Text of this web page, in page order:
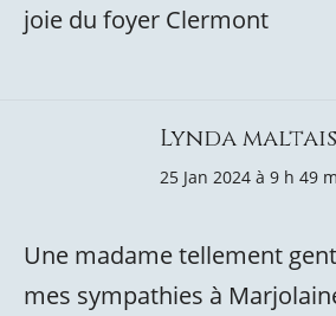
joie du foyer Clermont
Lynda maltais
25 Jan 2024 à 9 h 49
Une madame tellement
mes sympathies à